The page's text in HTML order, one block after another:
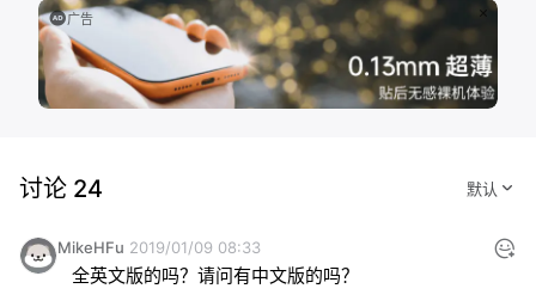
广告
讨论 24
MikeHFu 2019/01/09 08:33
全英文版的吗？请问有中文版的吗？